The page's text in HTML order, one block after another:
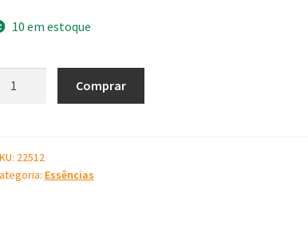
10 em estoque
Comprar
22512
Essências